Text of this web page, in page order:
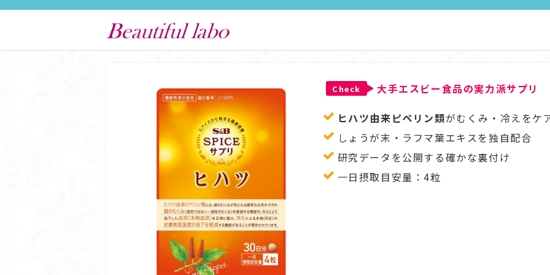
Check
大手エスビー食品の実力派サプリ
ヒハツ由来ピペリン類がむくみ・冷えをケ
しょうが末・ラフマ葉エキスを独自配合
研究データを公開する確かな裏付け
一日摂取目安量：4粒